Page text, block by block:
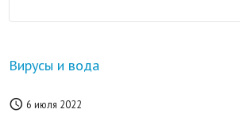
Вирусы и вода
 6 июля 2022